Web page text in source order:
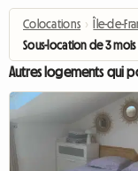
Colocations › Île-de-
Sous-location de 3 mois
Autres logements qui